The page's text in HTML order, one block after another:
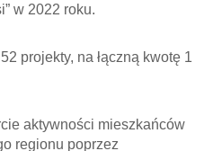
w 2022 roku.
projekty, na łączną kwotę 1
aktywności mieszkańców
regionu poprzez